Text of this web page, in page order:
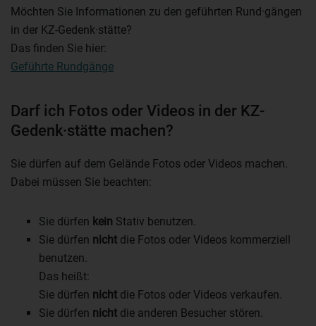
Möchten Sie Informationen zu den geführten Rund·gängen
in der KZ-Gedenk·stätte?
Das finden Sie hier:
Geführte Rundgänge
Darf ich Fotos oder Videos in der KZ-
Gedenk·stätte machen?
Sie dürfen auf dem Gelände Fotos oder Videos machen.
Dabei müssen Sie beachten:
Sie dürfen kein Stativ benutzen.
Sie dürfen nicht die Fotos oder Videos kommerziell
benutzen.
Das heißt:
Sie dürfen nicht die Fotos oder Videos verkaufen.
Sie dürfen nicht die anderen Besucher stören.